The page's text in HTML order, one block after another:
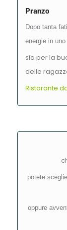
Pranzo
Dopo tanta
energie in
sia per la
delle
Ristorante
potete
oppure